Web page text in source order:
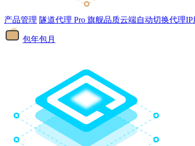
产品管理 隧道代理 Pro 旗舰品质云端自动切换代理IP
包年包月